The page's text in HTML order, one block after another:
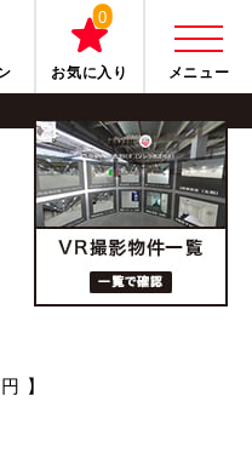
0
お気に入り メニュー
】